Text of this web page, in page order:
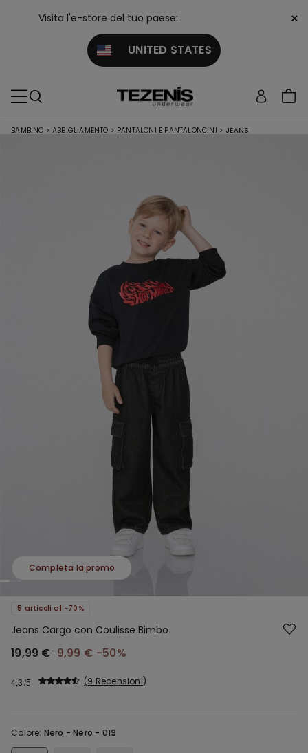
Visita l'e-store del tuo paese:
UNITED STATES
×
BAMBINO > ABBIGLIAMENTO > PANTALONI E PANTALONCINI > JEANS
Completa la promo
5 articoli al -70%
Jeans Cargo con Coulisse Bimbo
19,99 € 9,99 € -50%
4,3 9 Recensioni
Colore: Nero -Nero - 019